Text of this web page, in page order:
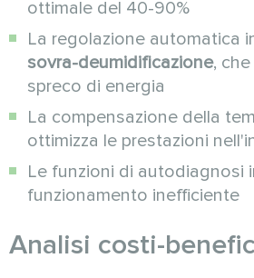
ottimale del 40-90%
La regolazione automatica
sovra-deumidificazione,
spreco di energia
La compensazione della
ottimizza le prestazioni
Le funzioni di autodiagnosi
funzionamento inefficiente
Analisi costi-